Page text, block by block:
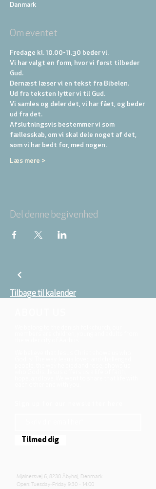
Danmark
Om eventet
Fredage kl. 10.00-11.30 beder vi.
Vi har valgt en form, hvor vi først tilbeder
Gud.
Dernæst læser vi en tekst fra Bibelen.
Ud fra teksten lytter vi til Gud.
Vi samles og deler det, vi har fået, og beder
ud fra det.
Afslutningsvis bestemmer vi som
fællesskab, om vi skal dele noget af det,
som vi har bedt for, med nogen.
Læs mere >
Del denne begivenhed
Tilbage til kalender
Tilmed dig
Mjølnersvej 6, 8230 Åbyhøj, Denmark
Open: Tuesday-Friday 9:30 - 14:00